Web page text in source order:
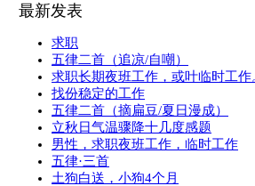
最新发表
求职
五律二首（追凉/自嘲）
求职长期夜班工作，或叶临时工作
找份稳定的工作
五律二首（摘扁豆/夏日漫成）
立秋日气温骤降十几度感题
男性，求职夜班工作，临时工作
五律·三首
土狗白送，小狗4个月